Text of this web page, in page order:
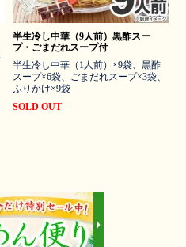
半生冷し中華（9人前）黒酢スー
プ・ごまだれスープ付
半生冷し中華（1人前）×9袋、黒酢
スープ×6袋、ごまだれスープ×3袋、
ふりかけ×9袋
SOLD OUT